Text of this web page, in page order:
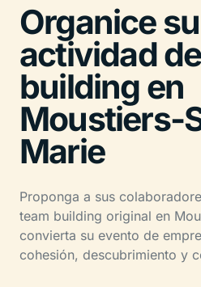
Organice su
actividad
building en
Moustiers-
Marie
Proponga a sus
team building original en
convierta su evento de
cohesión, descubrimiento y